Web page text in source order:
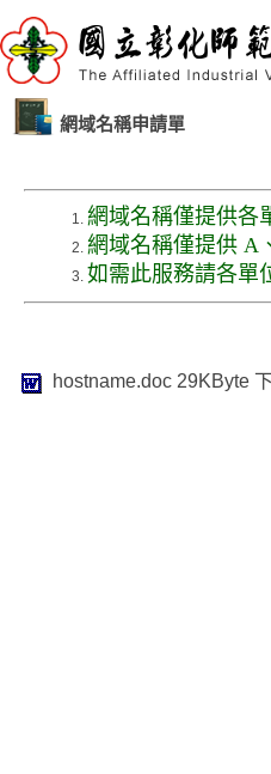
網域名稱申請單
網域名稱僅提供各
網域名稱僅提供 A
如需此服務請各單
hostname.doc 29KByte